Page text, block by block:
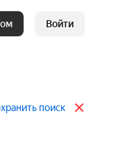
Войти
поиск